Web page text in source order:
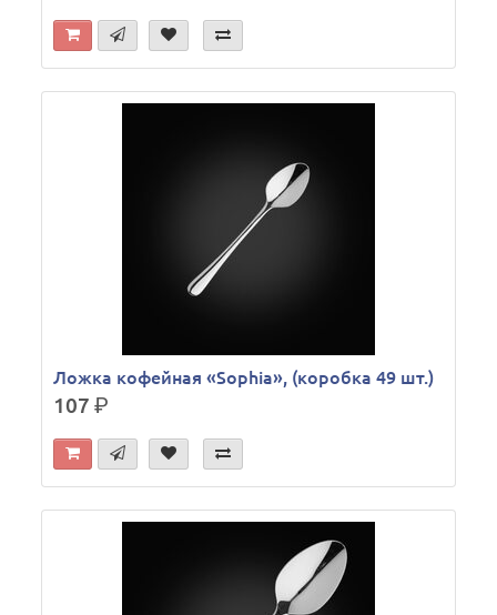
Ложка кофейная «Sophia», (коробка 49 шт.)
107р.